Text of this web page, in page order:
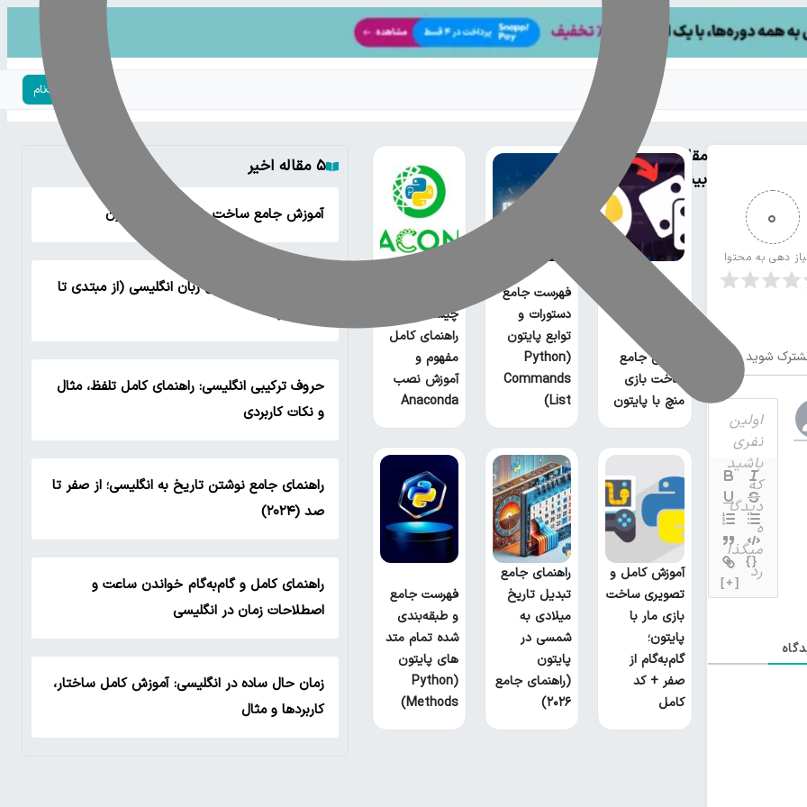
ورود | ثبت‌نام
0
دهی به محتوا
شوید
{}
[+]
مقالات
بیشتر
آموزش جامع
ساخت بازی
منچ با پایتون
فهرست جامع
دستورات و
توابع پایتون
(Python
Commands
List)
چیست؟
راهنمای کامل
مفهوم و
آموزش نصب
Anaconda
آموزش کامل و
تصویری ساخت
بازی مار با
پایتون؛
گام‌به‌گام از
صفر + کد
کامل
راهنمای جامع
تبدیل تاریخ
میلادی به
شمسی در
پایتون
(راهنمای جامع
۲۰۲۶)
فهرست جامع
و طبقه‌بندی
شده تمام متد
های پایتون
(Python
Methods)
۵ مقاله اخیر
آموزش جامع ساخت بازی منچ با پایتون
لیست تمام گرامر های زبان انگلیسی (از مبتدی تا
پیشرفته)
حروف ترکیبی انگلیسی: راهنمای کامل تلفظ، مثال
و نکات کاربردی
راهنمای جامع نوشتن تاریخ به انگلیسی؛ از صفر تا
صد (۲۰۲۴)
راهنمای کامل و گام‌به‌گام خواندن ساعت و
اصطلاحات زمان در انگلیسی
زمان حال ساده در انگلیسی: آموزش کامل ساختار،
کاربردها و مثال